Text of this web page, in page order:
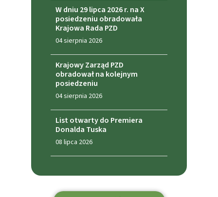
W dniu 29 lipca 2026 r. na X
posiedzeniu obradowała
Krajowa Rada PZD
04 sierpnia 2026
Krajowy Zarząd PZD
obradował na kolejnym
posiedzeniu
04 sierpnia 2026
List otwarty do Premiera
Donalda Tuska
08 lipca 2026